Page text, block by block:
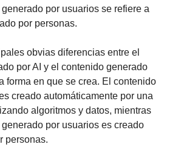
por usuarios se refiere a
por personas.
obvias diferencias entre el
por AI y el contenido generado
forma en que se crea. El contenido
creado automáticamente por una
algoritmos y datos, mientras
por usuarios es creado
personas.